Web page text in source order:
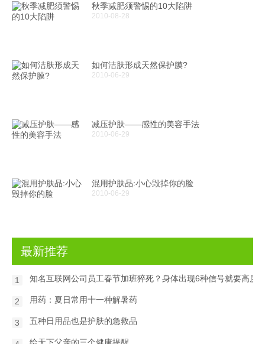
秋季减肥须警惕的10大陷阱
2010-08-28
如何洁肤形成天然保护膜?
2010-06-29
减压护肤——感性的美容手法
2010-06-29
混用护肤品:小心毁掉你的脸
2010-06-29
最新推荐
1 知名互联网公司员工春节加班猝死？身体出现6种信号就要高度
2 用药：夏日常用十一种解暑药
3 五种日用品也是护肤的急救品